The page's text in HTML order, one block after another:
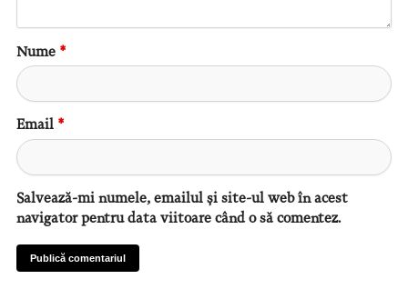
Nume *
Email *
Salvează-mi numele, emailul și site-ul web în acest
navigator pentru data viitoare când o să comentez.